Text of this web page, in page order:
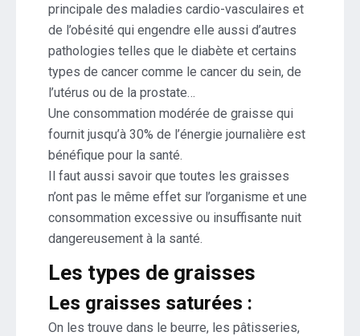
principale des maladies cardio-vasculaires et
de l’obésité qui engendre elle aussi d’autres
pathologies telles que le diabète et certains
types de cancer comme le cancer du sein, de
l’utérus ou de la prostate…
Une consommation modérée de graisse qui
fournit jusqu’à 30% de l’énergie journalière est
bénéfique pour la santé.
Il faut aussi savoir que toutes les graisses
n’ont pas le même effet sur l’organisme et une
consommation excessive ou insuffisante nuit
dangereusement à la santé.
Les types de graisses
Les graisses saturées :
On les trouve dans le beurre, les pâtisseries,